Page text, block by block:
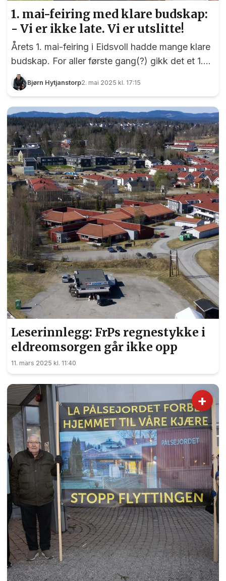
1. mai-feiring med klare budskap:
- Vi er ikke late. Vi er utslitte!
Årets 1. mai-feiring i Eidsvoll hadde mange klare
budskap. For aller første gang(?) gikk det et 1.
mai-tog fra Gladbakk til Eidsvollsbygningen, og
selv om ikke toget var langt var meldingene
barn i verdens rikeste land». Litt mindre
dominerende var parolene som sa «Din stemme
teller» og «Anstendig arbeidsliv», men mange la
likevel godt merke til både de store og små
parolene.
Bjørn Hytjanstorp2. mai 2025 kl. 17:15
Leserinnlegg: FrPs regnestykke i
eldreomsorgen går ikke opp
11. mars 2025 kl. 11:40
+